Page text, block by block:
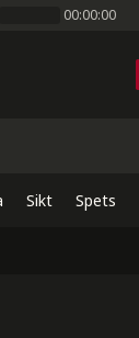
00:00:00
Sikt Spets